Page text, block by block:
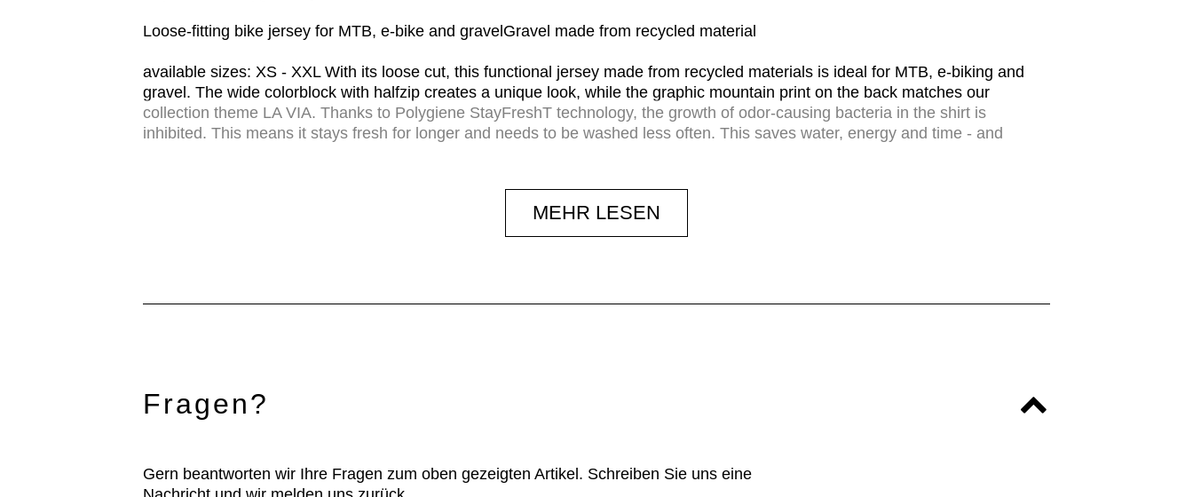
Loose-fitting bike jersey for MTB, e-bike and gravelGravel made from recycled material
available sizes: XS - XXL With its loose cut, this functional jersey made from recycled materials is ideal for MTB, e-biking and
gravel. The wide colorblock with halfzip creates a unique look, while the graphic mountain print on the back matches our
collection theme LA VIA. Thanks to Polygiene StayFreshT technology, the growth of odor-causing bacteria in the shirt is
inhibited. This means it stays fresh for longer and needs to be washed less often. This saves water, energy and time - and
MEHR LESEN
Fragen?
Gern beantworten wir Ihre Fragen zum oben gezeigten Artikel. Schreiben Sie uns eine